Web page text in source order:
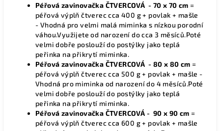
Péřová zavinovačka ČTVERCOVÁ - 70 x 70 cm =
péřová výplň čtverec cca 400 g + povlak + mašle
- Vhodná pro velmi malá miminka s nízkou porodní
váhou.Využijete od narození do cca 3 měsíců.Poté
velmi dobře poslouží do postýlky jako teplá
peřinka na přikrytí miminka.
Péřová zavinovačka ČTVERCOVÁ - 80 x 80 cm =
péřová výplň čtverec cca 500 g + povlak + mašle -
Vhodná pro miminka od narození do 4 měsíců.Poté
velmi dobře poslouží do postýlky jako teplá
peřinka na přikrytí miminka.
Péřová zavinovačka ČTVERCOVÁ - 90 x 90 cm =
péřová výplň čtverec cca 600 g + povlak + mašle